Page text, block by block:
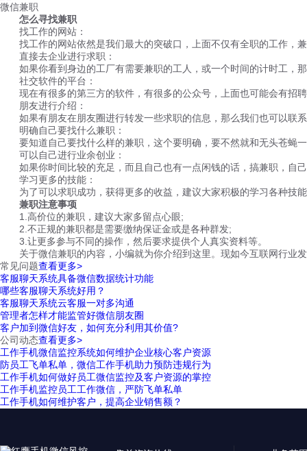
微信兼职
怎么寻找兼职
找工作的网站：
找工作的网站依然是我们最大的突破口，上面不仅有全职的工作，
直接去企业进行求职：
如果你看到身边的工厂有需要兼职的工人，或一个时间的计时工，
社交软件的平台：
现在有很多的第三方的软件，有很多的公众号，上面也可能会有招
朋友进行介绍：
如果有朋友在朋友圈进行转发一些求职的信息，那么我们也可以联
明确自己要找什么兼职：
要知道自己要找什么样的兼职，这个要明确，要不然就和无头苍蝇
可以自己进行业余创业：
如果你时间比较的充足，而且自己也有一点闲钱的话，搞兼职，自
学习更多的技能：
为了可以求职成功，获得更多的收益，建议大家积极的学习各种技
兼职注意事项
1.高价位的兼职，建议大家多留点心眼;
2.不正规的兼职都是需要缴纳保证金或是各种群发;
3.让更多参与不同的操作，然后要求提供个人真实资料等。
关于微信兼职的内容，小编就为你介绍到这里。现如今互联网行业
常见问题查看更多>
客服聊天系统具备微信数据统计功能
哪些客服聊天系统好用？
客服聊天系统云客服一对多沟通
管理者怎样才能监管好微信朋友圈
客户加到微信好友，如何充分利用其价值?
公司动态查看更多>
工作手机微信监控系统如何维护企业核心客户资源
防员工飞单私单，微信工作手机助力预防违规行为
工作手机如何做好员工微信监控及客户资源的掌控
工作手机监控员工工作微信，严防飞单私单
工作手机如何维护客户，提高企业销售额？